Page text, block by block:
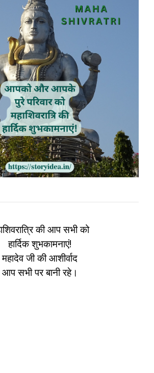
की आप सभी को
हार्दिक शुभकामनाएं!
महादेव जी की आशीर्वाद
आप सभी पर बानी रहे।